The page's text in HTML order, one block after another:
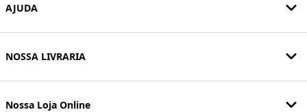
AJUDA
NOSSA LIVRARIA
Nossa Loja Online